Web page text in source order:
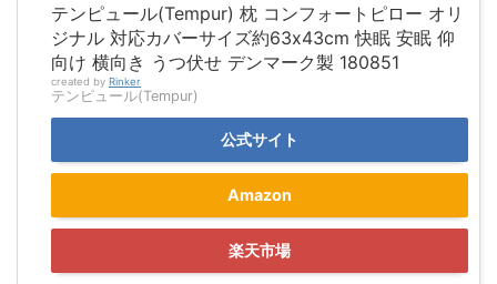
テンピュール(Tempur) 枕 コンフォートピロー オリ
ジナル 対応カバーサイズ約63x43cm 快眠 安眠 仰
向け 横向き うつ伏せ デンマーク製 180851
created by Rinker
テンピュール(Tempur)
公式サイト
Amazon
楽天市場